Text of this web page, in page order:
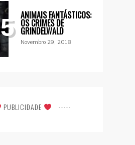
5 ANIMAIS FANTÁSTICOS:
OS CRIMES DE
GRINDELWALD
Novembro 29, 2018
PUBLICIDADE